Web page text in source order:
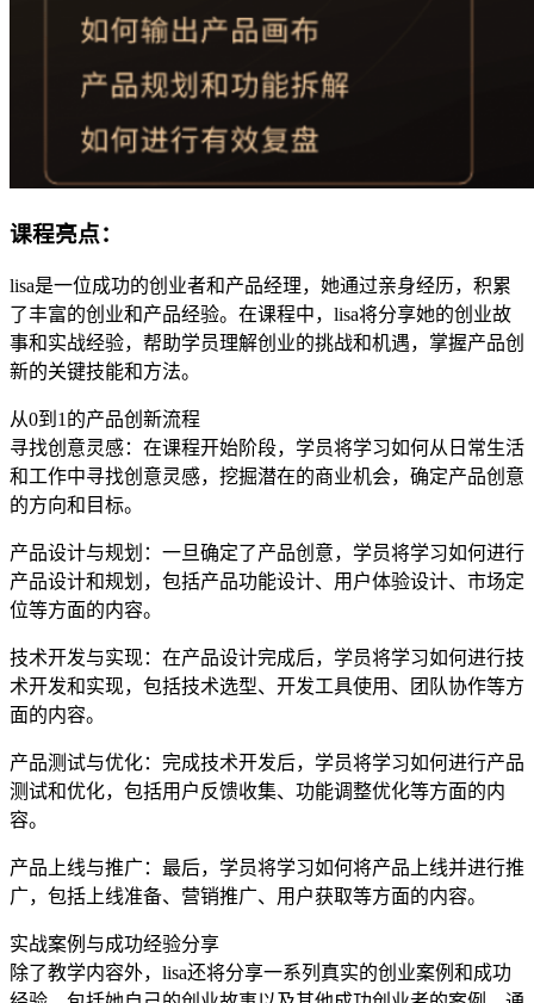
课程亮点：
lisa是一位成功的创业者和产品经理，她通过亲身经历，积累
了丰富的创业和产品经验。在课程中，lisa将分享她的创业故
事和实战经验，帮助学员理解创业的挑战和机遇，掌握产品创
新的关键技能和方法。
从0到1的产品创新流程
寻找创意灵感：在课程开始阶段，学员将学习如何从日常生活
和工作中寻找创意灵感，挖掘潜在的商业机会，确定产品创意
的方向和目标。
产品设计与规划：一旦确定了产品创意，学员将学习如何进行
产品设计和规划，包括产品功能设计、用户体验设计、市场定
位等方面的内容。
技术开发与实现：在产品设计完成后，学员将学习如何进行技
术开发和实现，包括技术选型、开发工具使用、团队协作等方
面的内容。
产品测试与优化：完成技术开发后，学员将学习如何进行产品
测试和优化，包括用户反馈收集、功能调整优化等方面的内
容。
产品上线与推广：最后，学员将学习如何将产品上线并进行推
广，包括上线准备、营销推广、用户获取等方面的内容。
实战案例与成功经验分享
除了教学内容外，lisa还将分享一系列真实的创业案例和成功